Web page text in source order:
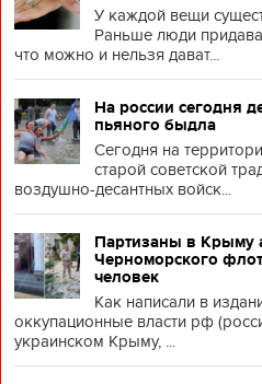
У каждой вещи
Раньше люди
что можно и нельзя дават...
На россии сегодня
пьяного быдла
Сегодня на
старой советской
воздушно-десантных войск...
Партизаны в Крыму
Черноморского
человек
Как написали в
оккупационные власти рф
украинском Крыму, ...